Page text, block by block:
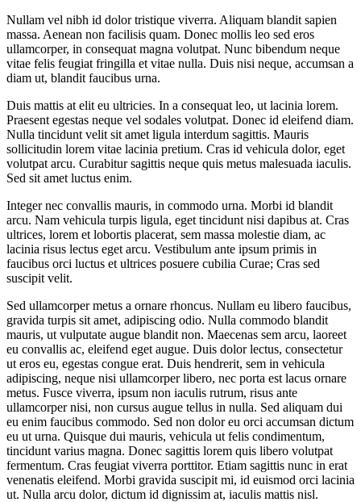
Nullam vel nibh id dolor tristique viverra. Aliquam blandit sapien
massa. Aenean non facilisis quam. Donec mollis leo sed eros
ullamcorper, in consequat magna volutpat. Nunc bibendum neque
vitae felis feugiat fringilla et vitae nulla. Duis nisi neque, accumsan a
diam ut, blandit faucibus urna.
Duis mattis at elit eu ultricies. In a consequat leo, ut lacinia lorem.
Praesent egestas neque vel sodales volutpat. Donec id eleifend diam.
Nulla tincidunt velit sit amet ligula interdum sagittis. Mauris
sollicitudin lorem vitae lacinia pretium. Cras id vehicula dolor, eget
volutpat arcu. Curabitur sagittis neque quis metus malesuada iaculis.
Sed sit amet luctus enim.
Integer nec convallis mauris, in commodo urna. Morbi id blandit
arcu. Nam vehicula turpis ligula, eget tincidunt nisi dapibus at. Cras
ultrices, lorem et lobortis placerat, sem massa molestie diam, ac
lacinia risus lectus eget arcu. Vestibulum ante ipsum primis in
faucibus orci luctus et ultrices posuere cubilia Curae; Cras sed
suscipit velit.
Sed ullamcorper metus a ornare rhoncus. Nullam eu libero faucibus,
gravida turpis sit amet, adipiscing odio. Nulla commodo blandit
mauris, ut vulputate augue blandit non. Maecenas sem arcu, laoreet
eu convallis ac, eleifend eget augue. Duis dolor lectus, consectetur
ut eros eu, egestas congue erat. Duis hendrerit, sem in vehicula
adipiscing, neque nisi ullamcorper libero, nec porta est lacus ornare
metus. Fusce viverra, ipsum non iaculis rutrum, risus ante
ullamcorper nisi, non cursus augue tellus in nulla. Sed aliquam dui
eu enim faucibus commodo. Sed non dolor eu orci accumsan dictum
eu ut urna. Quisque dui mauris, vehicula ut felis condimentum,
tincidunt varius magna. Donec sagittis lorem quis libero volutpat
fermentum. Cras feugiat viverra porttitor. Etiam sagittis nunc in erat
venenatis eleifend. Morbi gravida suscipit mi, id euismod orci lacinia
ut. Nulla arcu dolor, dictum id dignissim at, iaculis mattis nisl.